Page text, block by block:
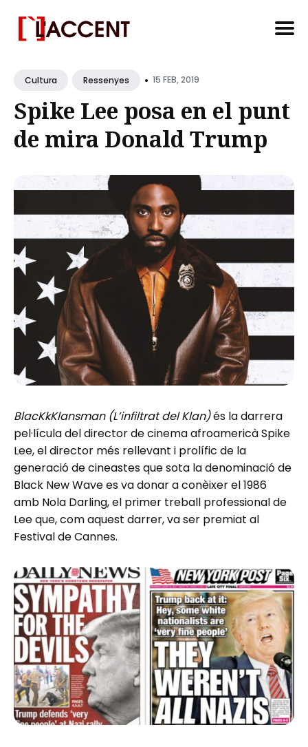
forCultura Ressenyes • 15 FEB, 2019
Spike Lee posa en el punt
de mira Donald Trump
BlacKkKlansman (L’infiltrat del Klan)és la darrera
pel·lícula del director de cinema afroamericà Spike
Lee, el director més rellevant i prolífic de la
generació de cineastes que sota la denominació de
Black New Wave es va donar a conèixer el 1986
amb Nola Darling, el primer treball professional de
Lee que, com aquest darrer, va ser premiat al
Festival de Cannes.